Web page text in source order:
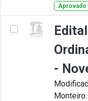
Aprovado
-
Monteiro.